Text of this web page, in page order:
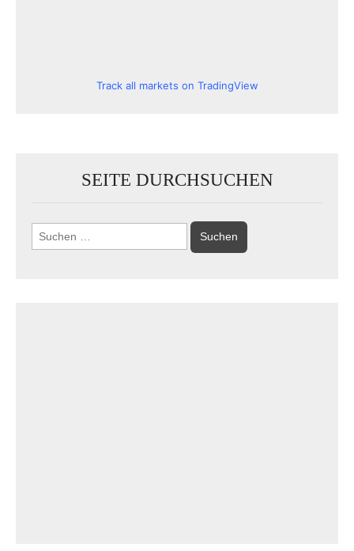
Track all markets on TradingView
SEITE DURCHSUCHEN
Suchen
nach: